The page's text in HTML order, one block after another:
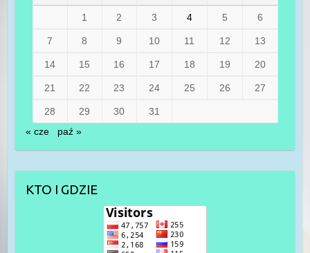
1 2 3 4 5 6
7 8 9 10 11 12 13
14 15 16 17 18 19 20
21 22 23 24 25 26 27
28 29 30
31
« cze
paź »
KTO I GDZIE